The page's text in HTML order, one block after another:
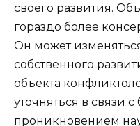
своего развития.
гораздо более
Он может
собственного
объекта
уточняться в связи
проникновением